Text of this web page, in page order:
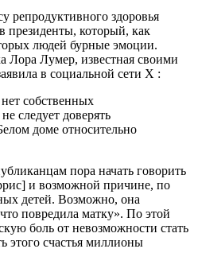
репродуктивного здоровья
президенты, который, как
людей бурные эмоции.
Лора Лумер, известная своими
в социальной сети X :
собственных
следует доверять
доме относительно
пора начать говорить
и возможной причине, по
детей. Возможно, она
повредила матку». По этой
боль от невозможности стать
этого счастья миллионы